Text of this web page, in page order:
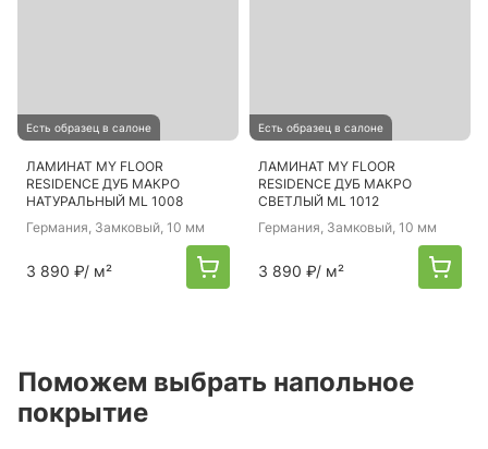
Есть образец в салоне
ЛАМИНАТ MY FLOOR
RESIDENCE ДУБ МАКРО
НАТУРАЛЬНЫЙ ML 1008
Германия, Замковый, 10 мм
3 890 ₽/ м²
Есть образец в салоне
ЛАМИНАТ MY FLOOR
RESIDENCE ДУБ МАКРО
СВЕТЛЫЙ ML 1012
Германия, Замковый, 10 мм
3 890 ₽/ м²
Поможем выбрать напольное
покрытие